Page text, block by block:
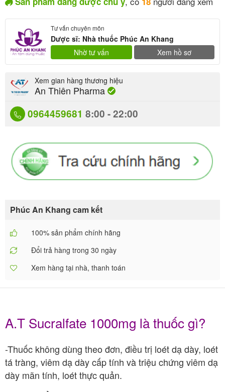
Tư vấn chuyên môn
Dược sĩ: Nhà thuốc Phúc An Khang
Nhờ tư vấn
Xem hồ sơ
0964459681 8:00 - 22:00
Xem gian hàng thương hiệu
An Thiên Pharma
Phúc An Khang cam kết
100% sản phẩm chính hãng
Đổi trả hàng trong 30 ngày
Xem hàng tại nhà, thanh toán
A.T Sucralfate 1000mg là thuốc gì?
-Thuốc không dùng theo đơn, điều trị loét dạ dày, loét
tá tràng, viêm dạ dày cấp tính và triệu chứng viêm dạ
dày mãn tính, loét thực quản.